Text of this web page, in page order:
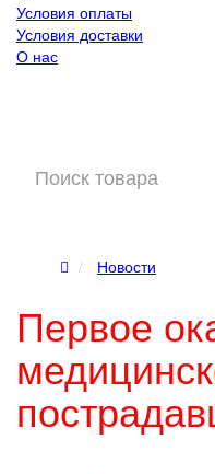
Условия оплаты
Условия доставки
О нас
Новости
Первое